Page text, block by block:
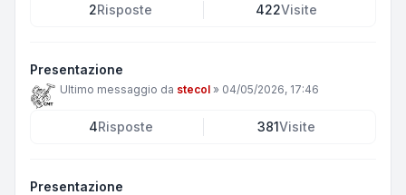
2Risposte 422Visite
Presentazione
Ultimo messaggio da stecol » 04/05/2026, 17:46
4Risposte 381Visite
Presentazione